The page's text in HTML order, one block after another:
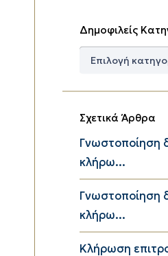
Δημοφιλείς
Δημοφιλείς
Σχετικά Άρθρα
Γνωστοποίηση
κλήρω...
Γνωστοποίηση
κλήρω...
Κλήρωση